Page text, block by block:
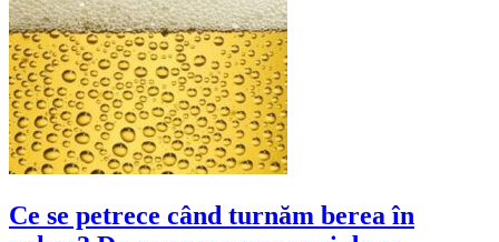
Ce se petrece când turnăm berea în